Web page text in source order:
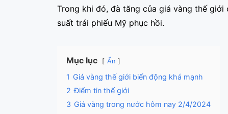
Trong khi đó, đà tăng của giá vàng thế
suất trái phiếu Mỹ phục hồi.
Mục lục Ẩn
1 Giá vàng thế giới biến động khá mạnh
2 Điểm tin thế giới
3 Giá vàng trong nước hôm nay 2/4/2024